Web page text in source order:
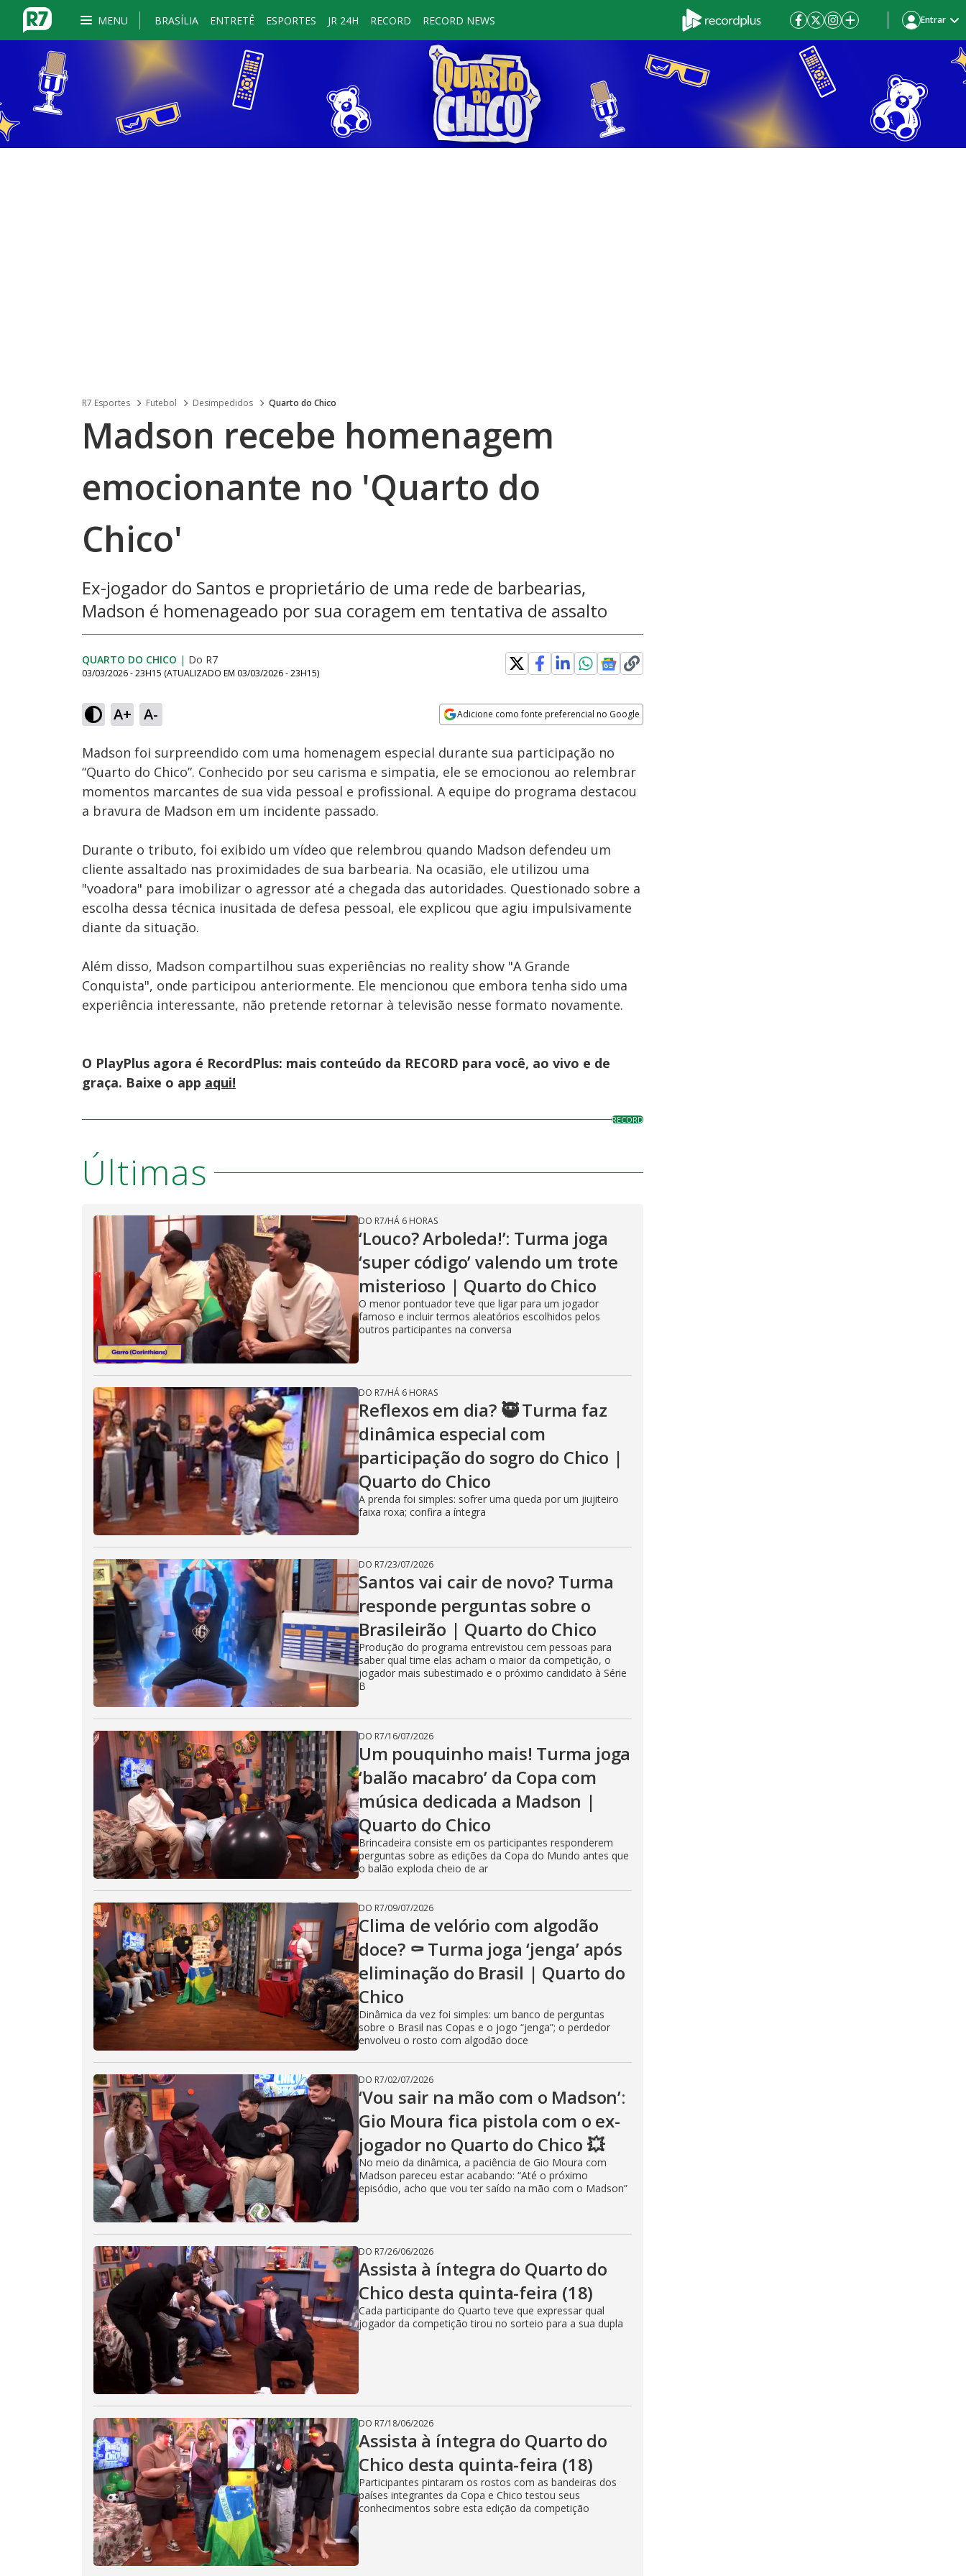
MENU BRASÍLIA ENTRETÊ ESPORTES JR 24H RECORD RECORD NEWS Entrar
R7 Esportes Futebol Desimpedidos Quarto do Chico
Madson recebe homenagem
emocionante no 'Quarto do
Chico'
Ex-jogador do Santos e proprietário de uma rede de barbearias,
Madson é homenageado por sua coragem em tentativa de assalto
QUARTO DO CHICO | Do R7
03/03/2026 - 23H15 (ATUALIZADO EM 03/03/2026 - 23H15)
A+ A- Adicione como fonte preferencial no Google
Ativar
Som
Velocidade
Madson foi surpreendido com uma homenagem especial durante sua participação no
“Quarto do Chico”. Conhecido por seu carisma e simpatia, ele se emocionou ao relembrar
momentos marcantes de sua vida pessoal e profissional. A equipe do programa destacou
a bravura de Madson em um incidente passado.
Durante o tributo, foi exibido um vídeo que relembrou quando Madson defendeu um
cliente assaltado nas proximidades de sua barbearia. Na ocasião, ele utilizou uma
"voadora" para imobilizar o agressor até a chegada das autoridades. Questionado sobre a
escolha dessa técnica inusitada de defesa pessoal, ele explicou que agiu impulsivamente
diante da situação.
Além disso, Madson compartilhou suas experiências no reality show "A Grande
Conquista", onde participou anteriormente. Ele mencionou que embora tenha sido uma
experiência interessante, não pretende retornar à televisão nesse formato novamente.
O PlayPlus agora é RecordPlus: mais conteúdo da RECORD para você, ao vivo e de
graça. Baixe o app aqui!
RECORD
Últimas
DO R7/HÁ 6 HORAS
‘Louco? Arboleda!’: Turma joga
‘super código’ valendo um trote
misterioso | Quarto do Chico
O menor pontuador teve que ligar para um jogador
famoso e incluir termos aleatórios escolhidos pelos
outros participantes na conversa
DO R7/HÁ 6 HORAS
Reflexos em dia? 🥷 Turma faz
dinâmica especial com
participação do sogro do Chico |
Quarto do Chico
A prenda foi simples: sofrer uma queda por um jiujiteiro
faixa roxa; confira a íntegra
DO R7/23/07/2026
Santos vai cair de novo? Turma
responde perguntas sobre o
Brasileirão | Quarto do Chico
Produção do programa entrevistou cem pessoas para
saber qual time elas acham o maior da competição, o
jogador mais subestimado e o próximo candidato à Série
B
DO R7/16/07/2026
Um pouquinho mais! Turma joga
‘balão macabro’ da Copa com
música dedicada a Madson |
Quarto do Chico
Brincadeira consiste em os participantes responderem
perguntas sobre as edições da Copa do Mundo antes que
o balão exploda cheio de ar
DO R7/09/07/2026
Clima de velório com algodão
doce? ⚰️ Turma joga ‘jenga’ após
eliminação do Brasil | Quarto do
Chico
Dinâmica da vez foi simples: um banco de perguntas
sobre o Brasil nas Copas e o jogo “jenga”; o perdedor
envolveu o rosto com algodão doce
DO R7/02/07/2026
‘Vou sair na mão com o Madson’:
Gio Moura fica pistola com o ex-
jogador no Quarto do Chico 💥
No meio da dinâmica, a paciência de Gio Moura com
Madson pareceu estar acabando: “Até o próximo
episódio, acho que vou ter saído na mão com o Madson”
DO R7/26/06/2026
Assista à íntegra do Quarto do
Chico desta quinta-feira (18)
Cada participante do Quarto teve que expressar qual
jogador da competição tirou no sorteio para a sua dupla
DO R7/18/06/2026
Assista à íntegra do Quarto do
Chico desta quinta-feira (18)
Participantes pintaram os rostos com as bandeiras dos
países integrantes da Copa e Chico testou seus
conhecimentos sobre esta edição da competição